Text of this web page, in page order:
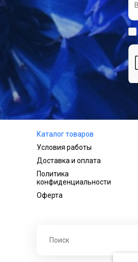
Каталог товаров
Условия работы
Доставка и оплата
Политика
конфиденциальности
Оферта